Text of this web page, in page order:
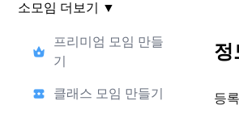
소모임 더보기 ▼
프리미엄 모임 만들
기
클래스 모임 만들기
정
등